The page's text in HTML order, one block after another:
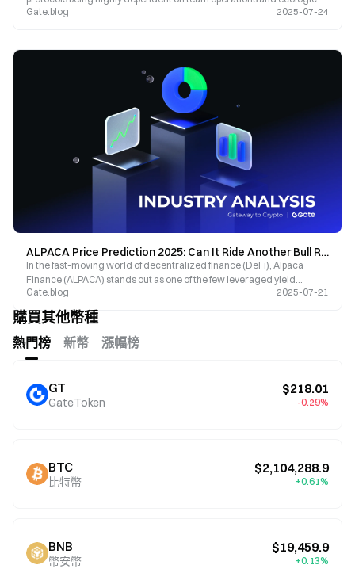
sustainability.
Gate.blog 2025-07-24
ALPACA Price Prediction 2025: Can It Ride Another Bull Run?
In the fast-moving world of decentralized finance (DeFi), Alpaca
Finance (ALPACA) stands out as one of the few leveraged yield
farming
Gate.blog 2025-07-21
購買其他幣種
熱門榜 新幣 漲幅榜
GT
GateToken
$218.01
-0.29%
BTC
比特幣
$2,104,288.9
+0.61%
BNB
幣安幣
$19,459.9
+0.13%